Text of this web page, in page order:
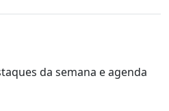
da semana e agenda